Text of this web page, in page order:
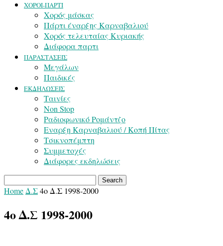
ΧΟΡΟΙ-ΠΑΡΤΙ
Χορός μάσκας
Πάρτι έναρξης Καρναβαλιού
Χορός τελευταίας Κυριακής
Διάφορα παρτι
ΠΑΡΑΣΤΑΣΕΙΣ
Μεγάλων
Παιδικές
ΕΚΔΗΛΩΣΕΙΣ
Ταινίες
Non Stop
Ραδιοφωνικό Ρομάντζο
Εναρξη Καρναβαλιού / Κοπή Πίτας
Τσικνοπέμπτη
Συμμετοχές
Διάφορες εκδηλώσεις
Home Δ.Σ4ο Δ.Σ 1998-2000
4ο Δ.Σ 1998-2000